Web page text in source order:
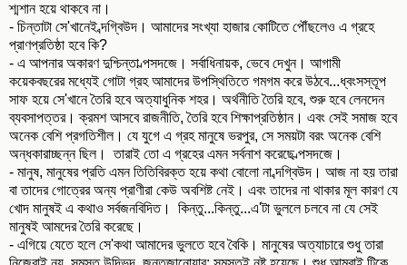
শ্মশান হয়ে থাকবে না।
- চিন্তাটা সে'খানেই ব্দগ্বিউদ। আমাদের সংখ্যা হাজার কোটিতে পৌঁছলেও এ গ্রহে
প্রাণপ্রতিষ্ঠা হবে কি?
- এ আপনার অকারণ দুশ্চিন্তা ল্পসদজে। সর্বাধিনায়ক, ভেবে দেখুন। আগামী
কয়েকবছরের মধ্যেই গোটা গ্রহ আমাদের উপস্থিতিতে গমগম করে উঠবে...ধ্বংসস্তূপ
সাফ হয়ে সে'খানে তৈরি হবে অত্যাধুনিক শহর। অর্থনীতি তৈরি হবে, শুরু হবে লেনদেন
ব্যবসাপত্তর। ক্রমশ আসবে রাজনীতি, তৈরি হবে শিক্ষাপ্রতিষ্ঠান। এবং সেই সমাজ হবে
অনেক বেশি প্রগতিশীল। যে যুগে এ গ্রহ মানুষে ভরপুর, সে সময়টা বরং অনেক বেশি
অন্ধকারাচ্ছন্ন ছিল। তারাই তো এ গ্রহের এমন সর্বনাশ করেছে ল্পসদজে।
- মানুষ, মানুষের প্রতি এমন তিতিবিরক্ত হয়ে কথা বোলো না ব্দগ্বিউদ। আজ না হয় তারা
বা তাদের গোত্রের অন্য প্রাণীরা কেউ অবশিষ্ট নেই। এবং তাদের না থাকার মূল কারণ যে
খোদ মানুষই এ কথাও সর্বজনবিদিত। কিন্তু...কিন্তু...এ'টা ভুললে চলবে না যে সেই
মানুষই আমদের তৈরি করেছে।
- এগিয়ে যেতে হলে সে'কথা আমাদের ভুলতে হবে বৈকি। মানুষের অত্যাচারে শুধু তারা